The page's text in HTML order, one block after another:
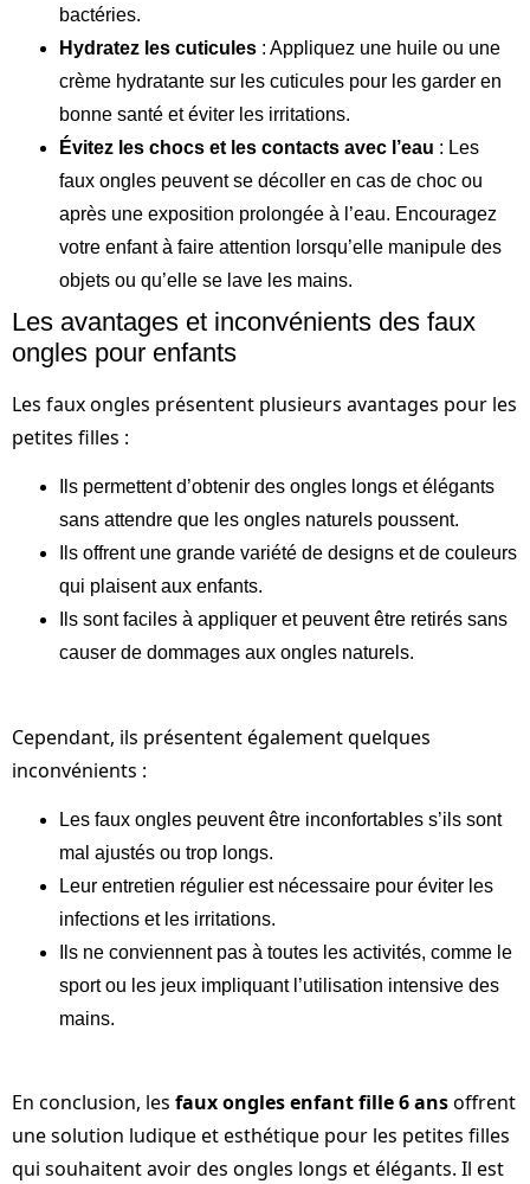
bactéries.
Hydratez les cuticules : Appliquez une huile ou une
crème hydratante sur les cuticules pour les garder en
bonne santé et éviter les irritations.
Évitez les chocs et les contacts avec l’eau : Les
faux ongles peuvent se décoller en cas de choc ou
après une exposition prolongée à l’eau. Encouragez
votre enfant à faire attention lorsqu’elle manipule des
objets ou qu’elle se lave les mains.
Les avantages et inconvénients des faux
ongles pour enfants
Les faux ongles présentent plusieurs avantages pour les
petites filles :
Ils permettent d’obtenir des ongles longs et élégants
sans attendre que les ongles naturels poussent.
Ils offrent une grande variété de designs et de couleurs
qui plaisent aux enfants.
Ils sont faciles à appliquer et peuvent être retirés sans
causer de dommages aux ongles naturels.
Cependant, ils présentent également quelques
inconvénients :
Les faux ongles peuvent être inconfortables s’ils sont
mal ajustés ou trop longs.
Leur entretien régulier est nécessaire pour éviter les
infections et les irritations.
Ils ne conviennent pas à toutes les activités, comme le
sport ou les jeux impliquant l’utilisation intensive des
mains.
En conclusion, les faux ongles enfant fille 6 ansoffrent
une solution ludique et esthétique pour les petites filles
qui souhaitent avoir des ongles longs et élégants. Il est